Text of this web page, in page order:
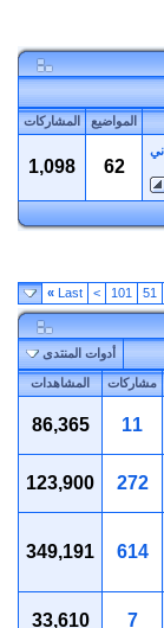
المواضيع المشاركات
62
1,098
51
101
>
Last
»
أدوات المنتدى
مشاركات المشاهدات
11
86,365
272
123,900
614
349,191
7
33,610